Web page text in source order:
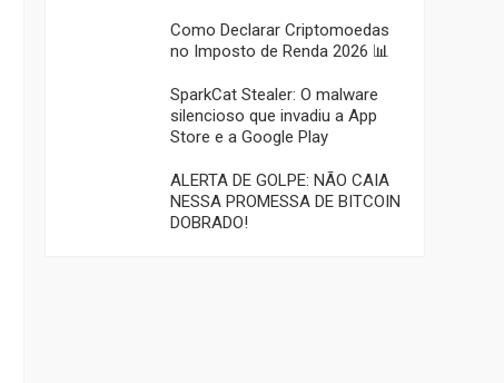
Como Declarar Criptomoedas
no Imposto de Renda 2026 📊
SparkCat Stealer: O malware
silencioso que invadiu a App
Store e a Google Play
ALERTA DE GOLPE: NÃO CAIA
NESSA PROMESSA DE BITCOIN
DOBRADO!